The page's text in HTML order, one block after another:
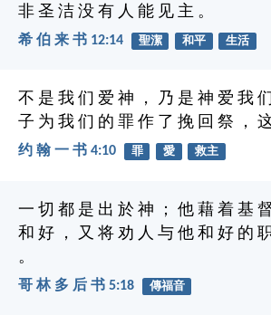
非 圣 洁 没 有 人 能 见 主 。
希 伯 来 书 12:14 聖潔 和平 生活
不 是 我 们 爱 神 ， 乃 是 神 爱 我
子 为 我 们 的 罪 作 了 挽 回 祭 ，
约 翰 一 书 4:10 罪 愛 救主
一 切 都 是 出 於 神 ； 他 藉 着 基
和 好 ， 又 将 劝 人 与 他 和 好 的
。
哥 林 多 后 书 5:18 傳福音